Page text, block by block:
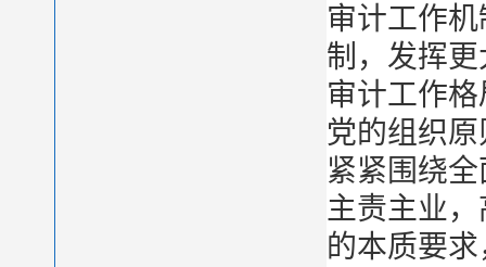
审计工作
制，发挥
审计工作
党的组织
紧紧围绕
主责主业
的本质要